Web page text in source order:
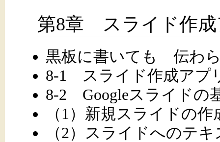
第8章 スライド作成
黒板に書いても 伝わ
8-1 スライド作成アプ
8-2 Googleスライドの
（1）新規スライドの作
（2）スライドへのテ